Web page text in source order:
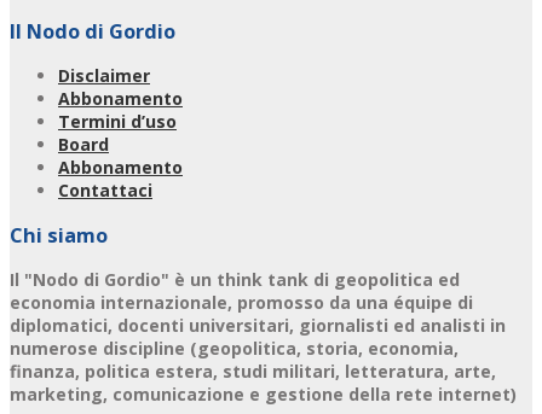
Il Nodo di Gordio
Disclaimer
Abbonamento
Termini d’uso
Board
Abbonamento
Contattaci
Chi siamo
Il "Nodo di Gordio" è un think tank di geopolitica ed
economia internazionale, promosso da una équipe di
diplomatici, docenti universitari, giornalisti ed analisti in
numerose discipline (geopolitica, storia, economia,
finanza, politica estera, studi militari, letteratura, arte,
marketing, comunicazione e gestione della rete internet)